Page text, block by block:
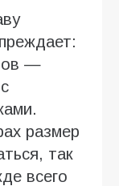
—
размер
так
всего